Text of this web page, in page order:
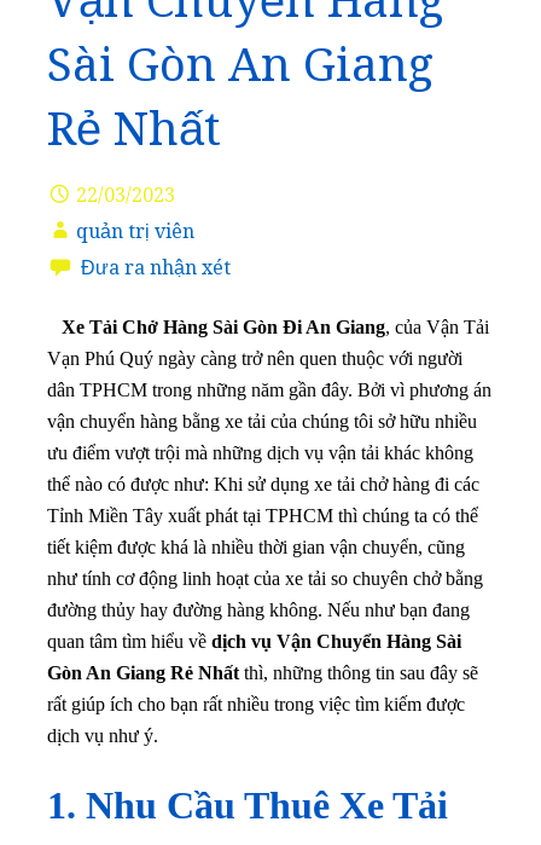
Sài Gòn An Giang
Rẻ Nhất
22/03/2023
quản trị viên
Đưa ra nhận xét
Xe Tải Chở Hàng Sài Gòn Đi An Giang, của Vận Tải
Vạn Phú Quý ngày càng trở nên quen thuộc với người
dân TPHCM trong những năm gần đây. Bởi vì phương án
vận chuyển hàng bằng xe tải của chúng tôi sở hữu nhiều
ưu điểm vượt trội mà những dịch vụ vận tải khác không
thể nào có được như: Khi sử dụng xe tải chở hàng đi các
Tỉnh Miền Tây xuất phát tại TPHCM thì chúng ta có thể
tiết kiệm được khá là nhiều thời gian vận chuyển, cũng
như tính cơ động linh hoạt của xe tải so chuyên chở bằng
đường thủy hay đường hàng không. Nếu như bạn đang
quan tâm tìm hiểu về dịch vụ Vận Chuyển Hàng Sài
Gòn An Giang Rẻ Nhất thì, những thông tin sau đây sẽ
rất giúp ích cho bạn rất nhiều trong việc tìm kiếm được
dịch vụ như ý.
1. Nhu Cầu Thuê Xe Tải